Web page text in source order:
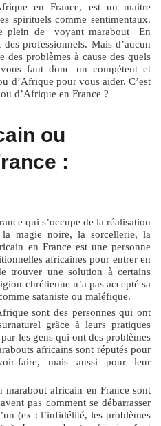
en France, est un maitre
spirituels comme sentimentaux.
plein de voyant marabout En
professionnels. Mais d’aucun
des problèmes à cause des quels
faut donc un compétent et
d’Afrique pour vous aider. C’est
d’Afrique en France ?
ou
:
qui s’occupe de la réalisation
magie noire, la sorcellerie, la
en France est une personne
africaines pour entrer en
trouver une solution à certains
chrétienne n’a pas accepté sa
sataniste ou maléfique.
sont des personnes qui ont
grâce à leurs pratiques
les gens qui ont des problèmes
africains sont réputés pour
faire, mais aussi pour leur
africain en France sont
pas comment se débarrasser
(ex : l’infidélité, les problèmes